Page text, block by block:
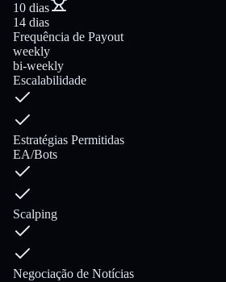
10 dias
14 dias
Frequência de Payout
weekly
bi-weekly
Escalabilidade
Estratégias Permitidas
EA/Bots
Scalping
Negociação de Notícias